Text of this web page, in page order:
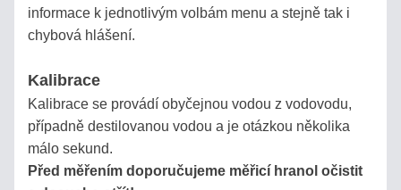
informace k jednotlivým volbám menu a stejně tak i
chybová hlášení.
Kalibrace
Kalibrace se provádí obyčejnou vodou z vodovodu,
případně destilovanou vodou a je otázkou několika
málo sekund.
Před měřením doporučujeme měřicí hranol očistit
OBJEDNÁVKU
JAK
NAKUPOVAT?
OBCHODNÍ
PODMÍNKY